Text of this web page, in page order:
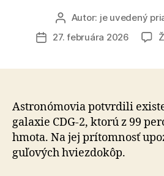
Autor
článku
Autor: je uvedený
Dátum
27. februára 2026
Astronómovia potvrdili
galaxie CDG-2, ktorú z 99
hmota. Na jej prítomnosť
guľových hviezdokôp.